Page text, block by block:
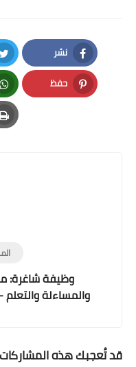
نشر
Facebook
حفظ
Pinterest
وظيفة شاغرة:
والمساءلة
قد تُعجبك هذه المشاركات